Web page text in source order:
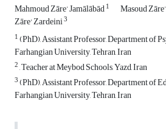
Mahmoud Zāre’ Jamālābād1 Masoud
Zāre' Zardeini3
1(PhD), Assistant Professor, Department of
Farhangian University, Tehran, Iran
2, Teacher at Meybod Schools, Yazd, Iran
3(PhD), Assistant Professor, Department of
Farhangian University, Tehran, Iran